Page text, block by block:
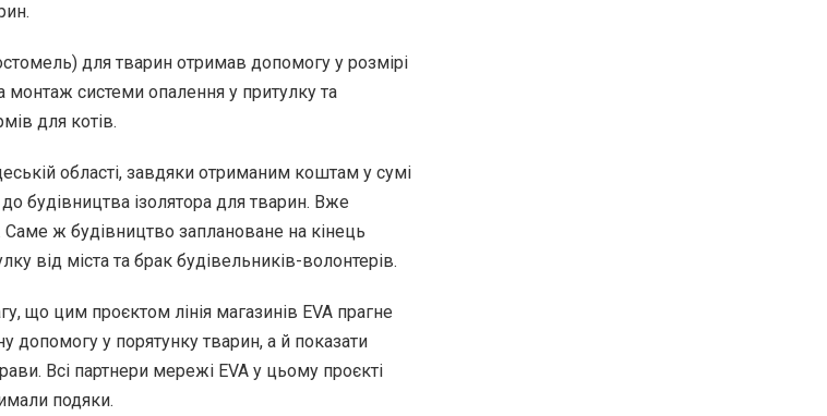
для тварин отримав допомогу у розмірі
монтаж системи опалення у притулку та
для котів.
області, завдяки отриманим коштам у сумі
будівництва ізолятора для тварин. Вже
Саме ж будівництво заплановане на кінець
від міста та брак будівельників-волонтерів.
що цим проєктом лінія магазинів EVA прагне
допомогу у порятунку тварин, а й показати
Всі партнери мережі EVA у цьому проєкті
подяки.